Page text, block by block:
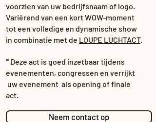
voorzien van uw bedrijfsnaam of logo.
Variërend van een kort WOW-moment
tot een volledige en dynamische show
in combinatie met de LOUPE LUCHTACT.
* Deze act is goed inzetbaar tijdens
evenementen, congressen en verrijkt
uw evenement als opening of finale
act.
Neem contact op